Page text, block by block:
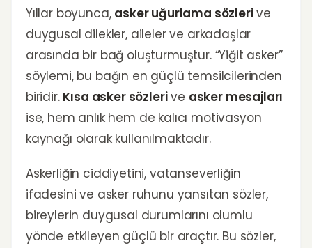
Yıllar boyunca, asker uğurlama sözlerive
duygusal dilekler, aileler ve arkadaşlar
arasında bir bağ oluşturmuştur. “Yiğit asker”
söylemi, bu bağın en güçlü temsilcilerinden
biridir. Kısa asker sözlerive asker mesajları
ise, hem anlık hem de kalıcı motivasyon
kaynağı olarak kullanılmaktadır.
Askerliğin ciddiyetini, vatanseverliğin
ifadesini ve asker ruhunu yansıtan sözler,
bireylerin duygusal durumlarını olumlu
yönde etkileyen güçlü bir araçtır. Bu sözler,